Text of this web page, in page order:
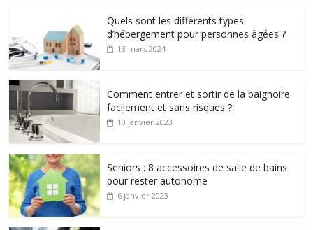
Quels sont les différents types
d’hébergement pour personnes âgées ?
13 mars 2024
Comment entrer et sortir de la baignoire
facilement et sans risques ?
10 janvier 2023
Seniors : 8 accessoires de salle de bains
pour rester autonome
6 janvier 2023